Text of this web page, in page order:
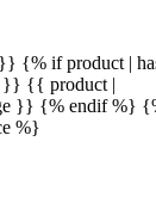
{% if product |
}} {{ product |
}} {% endif %}
%}